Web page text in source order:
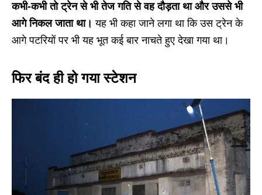
कभी-कभी तो ट्रेन से भी तेज गति से वह दौड़ता था और उससे भी
आगे निकल जाता था।यह भी कहा जाने लगा था कि उस ट्रेन के
आगे पटरियों पर भी यह भूत कई बार नाचते हुए देखा गया था।
फिर बंद ही हो गया स्टेशन